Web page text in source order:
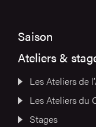
Saison
Ateliers &
Les Ateliers de
Les Ateliers du
Stages